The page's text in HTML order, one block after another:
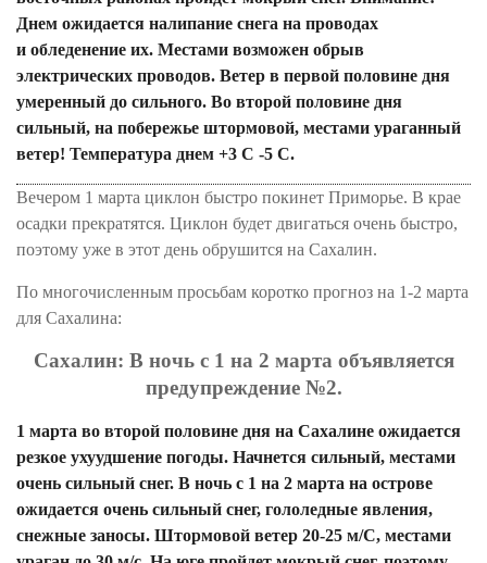
Днем ожидается налипание снега на проводах
и обледенение их. Местами возможен обрыв
электрических проводов. Ветер в первой половине дня
умеренный до сильного. Во второй половине дня
сильный, на побережье штормовой, местами ураганный
ветер! Температура днем +3 С -5 С.
Вечером 1 марта циклон быстро покинет Приморье. В крае
осадки прекратятся. Циклон будет двигаться очень быстро,
поэтому уже в этот день обрушится на Сахалин.
По многочисленным просьбам коротко прогноз на 1-2 марта
для Сахалина:
Сахалин: В ночь с 1 на 2 марта объявляется
предупреждение №2.
1 марта во второй половине дня на Сахалине ожидается
резкое ухуудшение погоды. Начнется сильный, местами
очень сильный снег. В ночь с 1 на 2 марта на острове
ожидается очень сильный снег, гололедные явления,
снежные заносы. Штормовой ветер 20-25 м/С, местами